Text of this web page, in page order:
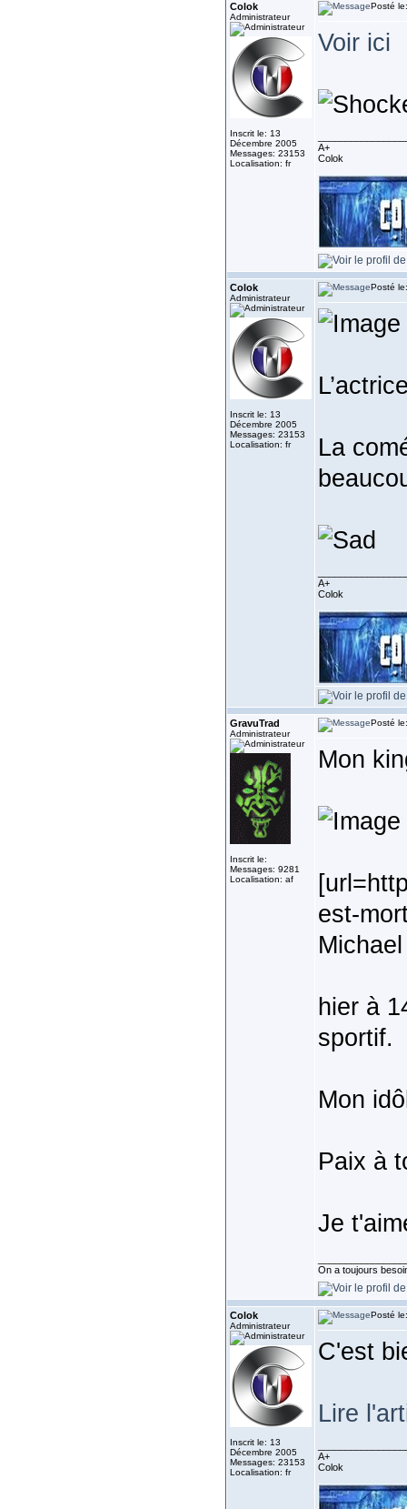
Colok
Administrateur
Inscrit le: 13
Décembre 2005
Messages: 23153
Localisation: fr
Posté
Voir ici
A+
Colok
Colok
Administrateur
Inscrit le: 13
Décembre 2005
Messages: 23153
Localisation: fr
Posté
La
A+
Colok
GravuTrad
Administrateur
Inscrit le:
Messages: 9281
Localisation: af
Posté
Mon
est-
hier à
sportif.
Mon
Paix à
Je
On a toujours
Colok
Administrateur
Inscrit le: 13
Décembre 2005
Messages: 23153
Localisation: fr
Posté
C'est
Lire
A+
Colok